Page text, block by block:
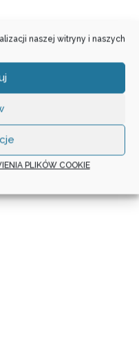
naszej witryny i naszych
PLIKÓW COOKIE